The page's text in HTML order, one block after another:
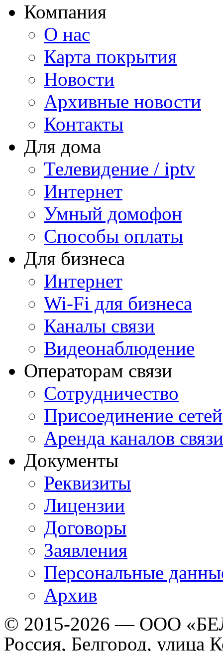
Компания
О нас
Карта покрытия
Новости
Архивные новости
Контакты
Для дома
Телевидение / iptv
Интернет
Умный домофон
Способы оплаты
Для бизнеса
Интернет
Wi-Fi для бизнеса
Каналы связи
Видеонаблюдение
Операторам связи
Сотрудничество
Присоединение сетей
Аренда каналов связи
Документы
Реквизиты
Лицензии
Договоры
Заявления
Персональные
Архив
© 2015-2026 — ООО
Россия, Белгород, улица